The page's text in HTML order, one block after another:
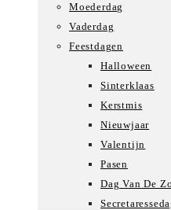
Moederdag
Vaderdag
Feestdagen
Halloween
Sinterklaas
Kerstmis
Nieuwjaar
Valentijn
Pasen
Dag Van De